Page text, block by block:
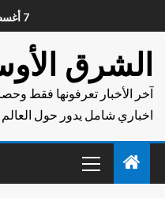
7 أغسطس، 2026
الشرق
آخر الأخبار تعرفونها فقط
اخباري شامل يدور حول العالم